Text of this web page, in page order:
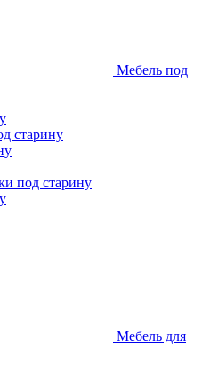
Мебель под
старину
под старину
Мебель для